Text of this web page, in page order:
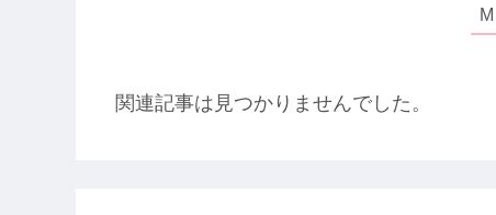
関連記事は見つかりませんでした。